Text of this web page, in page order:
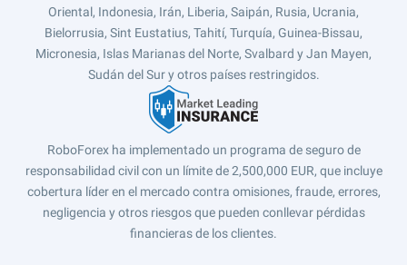
Oriental, Indonesia, Irán, Liberia, Saipán, Rusia, Ucrania,
Bielorrusia, Sint Eustatius, Tahití, Turquía, Guinea-Bissau,
Micronesia, Islas Marianas del Norte, Svalbard y Jan Mayen,
Sudán del Sur y otros países restringidos.
RoboForex ha implementado un programa de seguro de
responsabilidad civil con un límite de 2,500,000 EUR, que incluye
cobertura líder en el mercado contra omisiones, fraude, errores,
negligencia y otros riesgos que pueden conllevar pérdidas
financieras de los clientes.